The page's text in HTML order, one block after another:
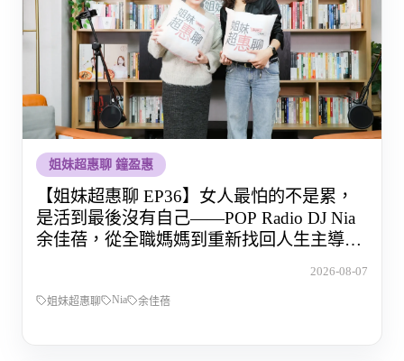
姐妹超惠聊 鐘盈惠
【姐妹超惠聊 EP36】女人最怕的不是累，
是活到最後沒有自己——POP Radio DJ Nia
余佳蓓，從全職媽媽到重新找回人生主導權
2026-08-07
姐妹超惠聊 Nia 余佳蓓